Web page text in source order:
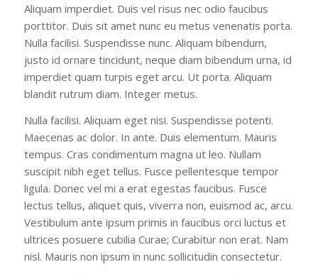
Aliquam imperdiet. Duis vel risus nec odio faucibus
porttitor. Duis sit amet nunc eu metus venenatis porta.
Nulla facilisi. Suspendisse nunc. Aliquam bibendum,
justo id ornare tincidunt, neque diam bibendum urna, id
imperdiet quam turpis eget arcu. Ut porta. Aliquam
blandit rutrum diam. Integer metus.
Nulla facilisi. Aliquam eget nisi. Suspendisse potenti.
Maecenas ac dolor. In ante. Duis elementum. Mauris
tempus. Cras condimentum magna ut leo. Nullam
suscipit nibh eget tellus. Fusce pellentesque tempor
ligula. Donec vel mi a erat egestas faucibus. Fusce
lectus tellus, aliquet quis, viverra non, euismod ac, arcu.
Vestibulum ante ipsum primis in faucibus orci luctus et
ultrices posuere cubilia Curae; Curabitur non erat. Nam
nisl. Mauris non ipsum in nunc sollicitudin consectetur.